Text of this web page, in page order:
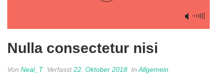
Nulla consectetur nisi
Von Neal_T Verfasst22. Oktober 2018 In Allgemein